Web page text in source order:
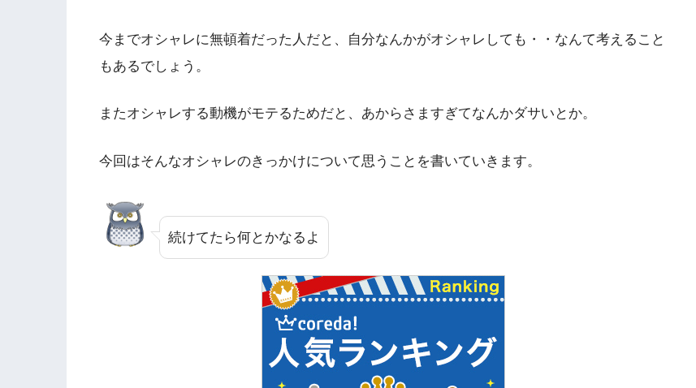
今までオシャレに無頓着だった人だと、自分なんかがオシャレしても・・なんて考えること
もあるでしょう。
またオシャレする動機がモテるためだと、あからさますぎてなんかダサいとか。
今回はそんなオシャレのきっかけについて思うことを書いていきます。
続けてたら何とかなるよ